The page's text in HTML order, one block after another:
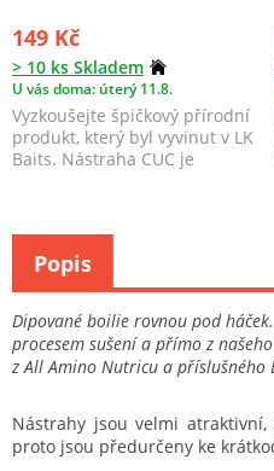
149 Kč
> 10 ks Skladem
U vás doma: úterý 11.8.
Vyzkoušejte špičkový přírodní
produkt, který byl vyvinut v LK
Baits. Nástraha CUC je
Dipované boilie rovnou pod
procesem sušení a přímo z
z All Amino Nutricu a příslušného
Nástrahy jsou velmi
proto jsou předurčeny ke
Popis